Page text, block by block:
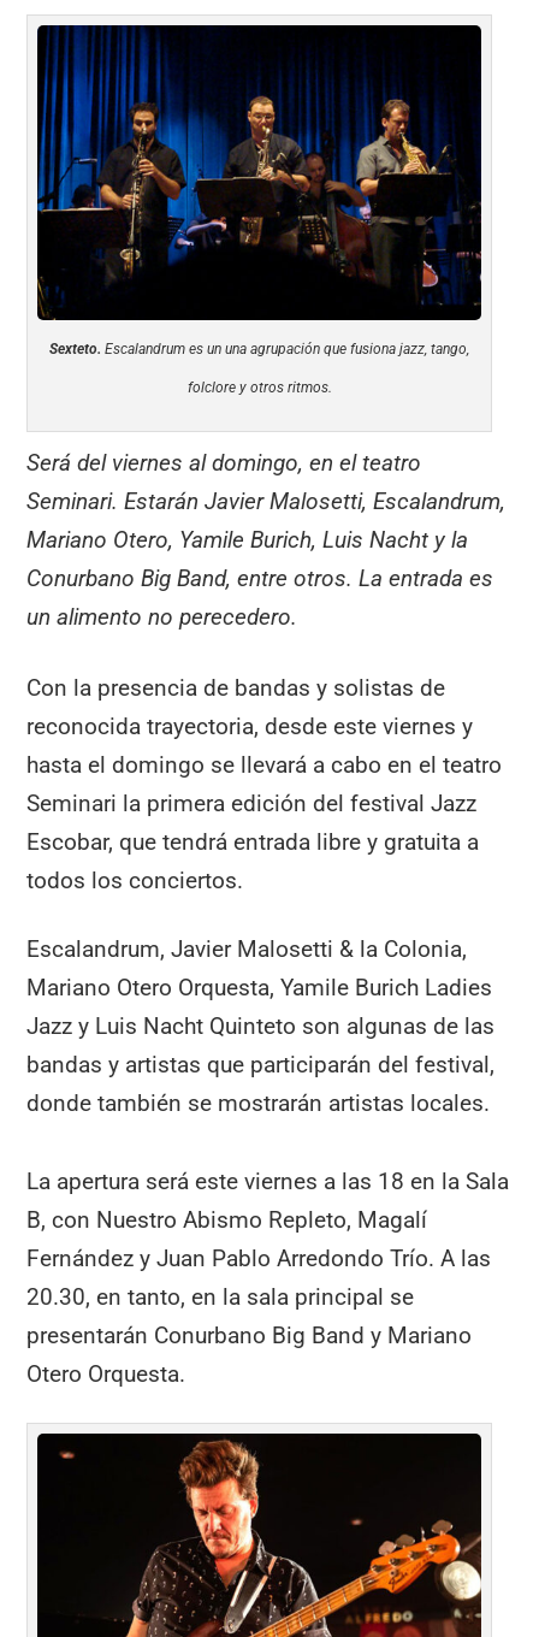
Sexteto. Escalandrum es un una agrupación que fusiona jazz, tango,
folclore y otros ritmos.
Será del viernes al domingo, en el teatro
Seminari. Estarán Javier Malosetti, Escalandrum,
Mariano Otero, Yamile Burich, Luis Nacht y la
Conurbano Big Band, entre otros. La entrada es
un alimento no perecedero.
Con la presencia de bandas y solistas de
reconocida trayectoria, desde este viernes y
hasta el domingo se llevará a cabo en el teatro
Seminari la primera edición del festival Jazz
Escobar, que tendrá entrada libre y gratuita a
todos los conciertos.
Escalandrum, Javier Malosetti & la Colonia,
Mariano Otero Orquesta, Yamile Burich Ladies
Jazz y Luis Nacht Quinteto son algunas de las
bandas y artistas que participarán del festival,
donde también se mostrarán artistas locales.
La apertura será este viernes a las 18 en la Sala
B, con Nuestro Abismo Repleto, Magalí
Fernández y Juan Pablo Arredondo Trío. A las
20.30, en tanto, en la sala principal se
presentarán Conurbano Big Band y Mariano
Otero Orquesta.